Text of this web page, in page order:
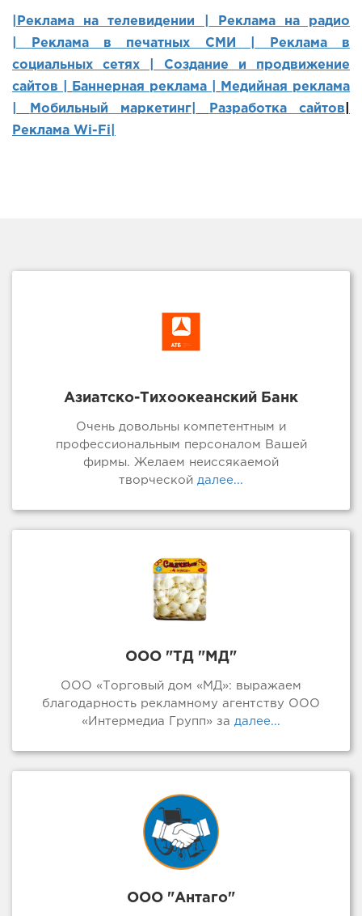
|Реклама на телевидении |
Реклама на радио
Реклама в печатных СМИ |
Реклама в
социальных сетях | Создание и продвижение
сайтов
Баннерная реклама |
Медийная реклама
Мобильный маркетинг Разработка сайтов
Реклама Wi-Fi|
Азиатско-Тихоокеанский Банк
Очень довольны компетентным и
профессиональным персоналом Вашей
фирмы. Желаем неиссякаемой
творческой далее...
ООО "ТД "МД"
ООО «Торговый дом «МД»: выражаем
благодарность рекламному агентству ООО
«Интермедиа Групп» за далее...
ООО "Антаго"